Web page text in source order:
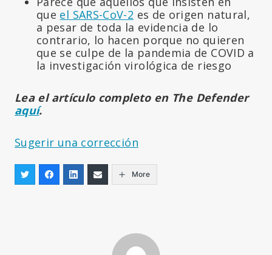
que el SARS-CoV-2 es de origen natural,
a pesar de toda la evidencia de lo
contrario, lo hacen porque no quieren
que se culpe de la pandemia de COVID a
la investigación virológica de riesgo
Lea el artículo completo en The Defender
aquí.
Sugerir una corrección
More